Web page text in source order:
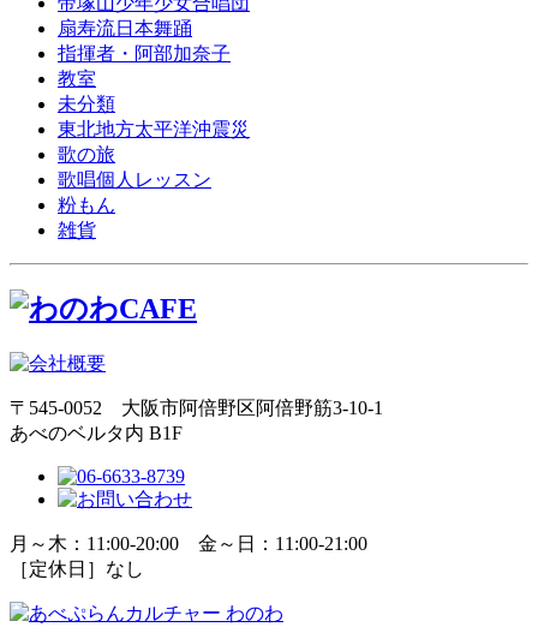
扇寿流日本舞踊
指揮者・阿部加奈子
教室
未分類
東北地方太平洋沖震災
歌の旅
歌唱個人レッスン
粉もん
雑貨
〒545-0052 大阪市阿倍野区阿倍野筋3-10-1
あべのベルタ内 B1F
月～木：11:00-20:00 金～日：11:00-21:00
［定休日］なし